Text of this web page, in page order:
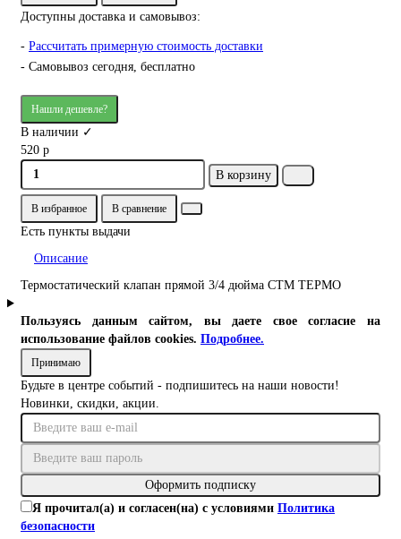
Доступны доставка и самовывоз:
- Рассчитать примерную стоимость доставки
- Самовывоз сегодня, бесплатно
Нашли дешевле?
В наличии ✓
520 р
В корзину
В избранное В сравнение
Есть пункты выдачи
Описание
Термостатический клапан прямой 3/4 дюйма СТМ ТЕРМО
Пользуясь данным сайтом, вы даете свое согласие на
использование файлов cookies. Подробнее.
Принимаю
Будьте в центре событий - подпишитесь на наши новости!
Новинки, скидки, акции.
Оформить подписку
Я прочитал(а) и согласен(на) с условиями Политика
безопасности